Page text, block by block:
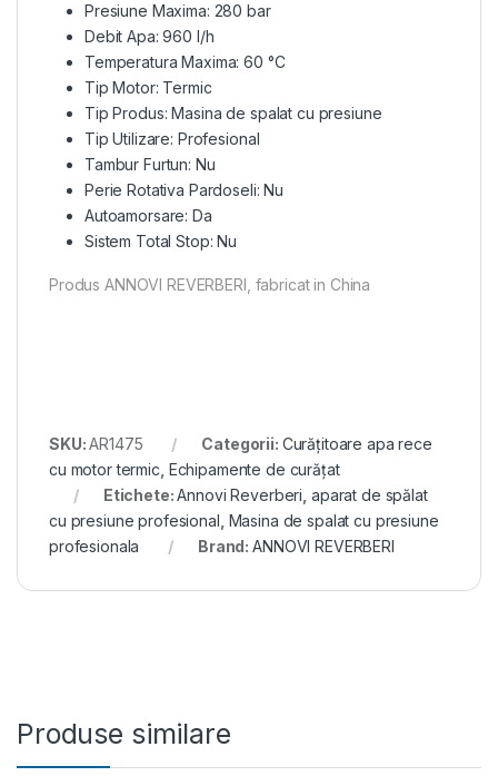
Presiune Maxima: 280 bar
Debit Apa: 960 l/h
Temperatura Maxima: 60 °C
Tip Motor: Termic
Tip Produs: Masina de spalat cu presiune
Tip Utilizare: Profesional
Tambur Furtun: Nu
Perie Rotativa Pardoseli: Nu
Autoamorsare: Da
Sistem Total Stop: Nu
Produs ANNOVI REVERBERI, fabricat in China
SKU:AR1475 Categorii: Curățitoare apa rece
cu motor termic Echipamente de curățat
Etichete:Annovi Reverberi aparat de spălat
cu presiune profesional Masina de spalat cu presiune
profesionala
Brand:ANNOVI REVERBERI
Produse similare